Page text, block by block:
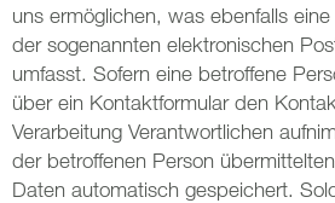
uns ermöglichen, was ebenfalls
der sogenannten elektronischen
umfasst. Sofern eine betroffene
über ein Kontaktformular den
Verarbeitung Verantwortlichen
der betroffenen Person
Daten automatisch gespeichert.